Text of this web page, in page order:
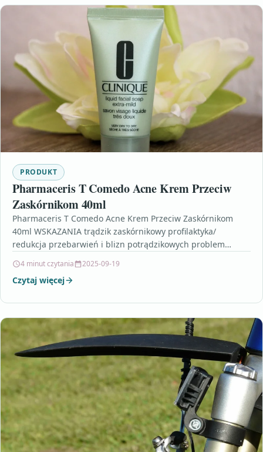
PRODUKT
Pharmaceris T Comedo Acne Krem Przeciw
Zaskórnikom 40ml
Pharmaceris T Comedo Acne Krem Przeciw Zaskórnikom
40ml WSKAZANIA trądzik zaskórnikowy profilaktyka/
redukcja przebarwień i blizn potrądzikowych problem
nadprodukcja sebum…
4 minut czytania 2025-09-19
Czytaj więcej